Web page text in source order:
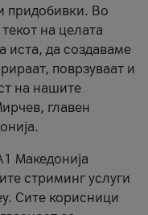
придобивки. Во
на целата
иста, да создаваме
поврзуваат и
на нашите
главен
Македонија
стриминг услуги
Сите корисници